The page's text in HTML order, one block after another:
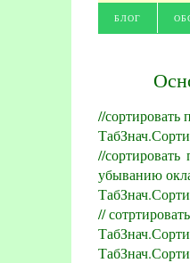
БЛОГ
//сортировать
//
убыванию
//